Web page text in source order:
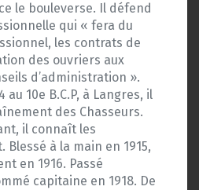
le bouleverse. Il défend
qui « fera du
les contrats de
des ouvriers aux
d’administration ».
au 10e B.C.P, à Langres, il
des Chasseurs.
il connaît les
à la main en 1915,
en 1916. Passé
capitaine en 1918. De